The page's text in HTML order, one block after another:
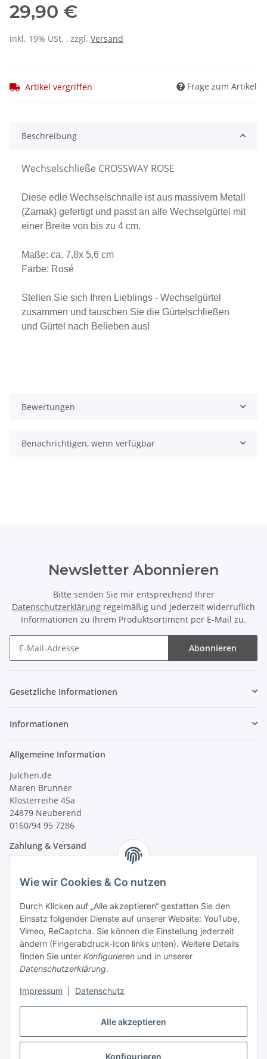
Alle akzeptieren
Konfigurieren
Wie wir Cookies & Co nutzen
Durch Klicken auf „Alle akzeptieren“ gestatten Sie den
Einsatz folgender Dienste auf unserer Website: YouTube,
Vimeo, ReCaptcha. Sie können die Einstellung jederzeit
ändern (Fingerabdruck-Icon links unten). Weitere Details
finden Sie unter Konfigurieren und in unserer
Datenschutzerklärung.
Impressum Datenschutz
29,90 €
inkl. 19% USt. , zzgl. Versand
Artikel vergriffen Frage zum Artikel
Beschreibung
Wechselschließe CROSSWAY ROSE
Diese edle Wechselschnalle ist aus massivem Metall
(Zamak) gefertigt und passt an alle Wechselgürtel mit
einer Breite von bis zu 4 cm.
Maße: ca. 7,8x 5,6 cm
Farbe: Rosé
Stellen Sie sich Ihren Lieblings - Wechselgürtel
zusammen und tauschen Sie die Gürtelschließen
und Gürtel nach Belieben aus!
Bewertungen
Benachrichtigen, wenn verfügbar
Newsletter Abonnieren
Bitte senden Sie mir entsprechend Ihrer
Datenschutzerklärung regelmäßig und jederzeit widerruflich
Informationen zu Ihrem Produktsortiment per E-Mail zu.
Abonnieren
Gesetzliche Informationen
Informationen
Allgemeine Information
Julchen.de
Maren Brunner
Klosterreihe 45a
24879 Neuberend
0160/94 95 7286
Zahlung & Versand
Vertrag widerrufen